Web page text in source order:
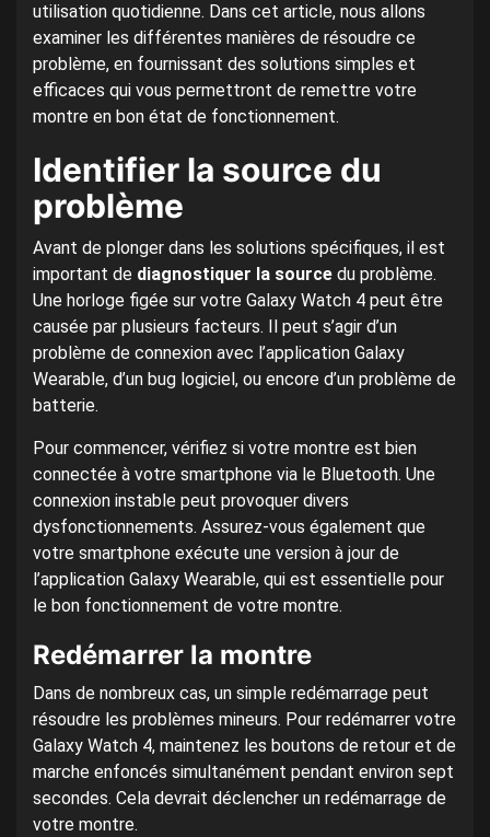
utilisation quotidienne. Dans cet article, nous allons
examiner les différentes manières de résoudre ce
problème, en fournissant des solutions simples et
efficaces qui vous permettront de remettre votre
montre en bon état de fonctionnement.
Identifier la source du
problème
Avant de plonger dans les solutions spécifiques, il est
important de diagnostiquer la source du problème.
Une horloge figée sur votre Galaxy Watch 4 peut être
causée par plusieurs facteurs. Il peut s’agir d’un
problème de connexion avec l’application Galaxy
Wearable, d’un bug logiciel, ou encore d’un problème de
batterie.
Pour commencer, vérifiez si votre montre est bien
connectée à votre smartphone via le Bluetooth. Une
connexion instable peut provoquer divers
dysfonctionnements. Assurez-vous également que
votre smartphone exécute une version à jour de
l’application Galaxy Wearable, qui est essentielle pour
le bon fonctionnement de votre montre.
Redémarrer la montre
Dans de nombreux cas, un simple redémarrage peut
résoudre les problèmes mineurs. Pour redémarrer votre
Galaxy Watch 4, maintenez les boutons de retour et de
marche enfoncés simultanément pendant environ sept
secondes. Cela devrait déclencher un redémarrage de
votre montre.